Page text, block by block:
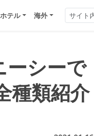
ホテル 海外
ーシーで
種類紹介